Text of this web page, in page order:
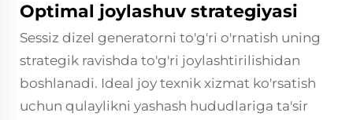
Optimal joylashuv strategiyasi
Sessiz dizel generatorni to'g'ri o'rnatish uning
strategik ravishda to'g'ri joylashtirilishidan
boshlanadi. Ideal joy texnik xizmat ko'rsatish
uchun qulaylikni yashash hududlariga ta'sir